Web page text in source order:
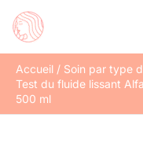
Accueil
Soin par type
Test du fluide lissant
500 ml
Rechercher